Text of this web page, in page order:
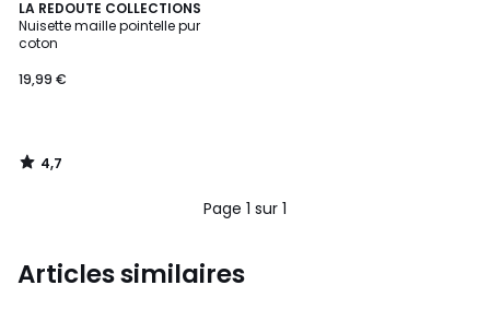
LA REDOUTE COLLECTIONS
Nuisette maille pointelle pur
coton
19,99 €
4,7
/ 5
4,7
/
Page 1 sur 1
Articles similaires